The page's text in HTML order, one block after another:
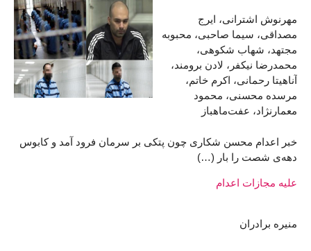
مهرنوش اشترانی، ایرج
مصداقی، سیما صاحبی، محبوبه
مجتهد، شهاب شکوهی،
محمدرضا نیکفر، لادن برومند،
آناهیتا رحمانی، اکرم خاتم،
مرسده محسنی، محمود
معمارنژاد، عفت‌ماهباز
خبر اعدام محسن شکاری چون پتکی بر سرمان فرود آمد و کابوس
دهه‌ی شصت را بار (…)
علیه مجازات اعدام
منیره برادران